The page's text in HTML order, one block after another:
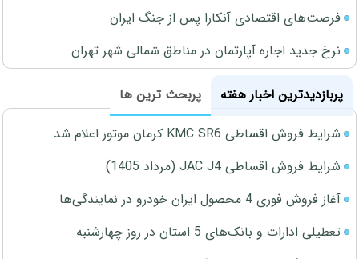
فرصت‌های اقتصادی آنکارا پس از جنگ ایران
نرخ جدید اجاره آپارتمان در مناطق شمالی شهر تهران
پربازدیدترین اخبار هفته
پربحث ترین ها
شرایط فروش اقساطی KMC SR6 کرمان موتور اعلام شد
شرایط فروش اقساطی JAC J4 (مرداد 1405)
آغاز فروش فوری 4 محصول ایران خودرو در نمایندگی‌ها
تعطیلی ادارات و بانک‌های 5 استان در روز چهارشنبه